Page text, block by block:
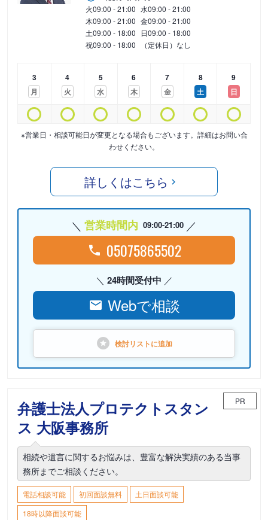
火09:00 - 21:00 水09:00 - 21:00
木09:00 - 21:00 金09:00 - 21:00
土09:00 - 18:00 日09:00 - 18:00
祝09:00 - 18:00 （定休日）なし
3
月
4
火
5
水
6
木
7
金
8
土
9
日
※営業日・相談可能日が変更となる場合もございます。詳細はお問い合
わせください。
詳しくはこちら
営業時間内 09:00-21:00
05075865502
24時間受付中
Webで相談
検討リストに追加
弁護士法人プロテクトスタン
ス 大阪事務所
PR
相続や遺言に関するお悩みは、豊富な解決実績のある当事
務所までご相談ください。
電話相談可能 初回面談無料
土日面談可能
18時以降面談可能